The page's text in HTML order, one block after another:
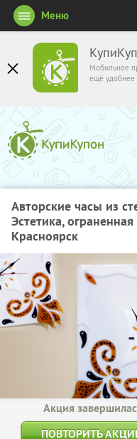
Мобильное
ещё удобнее
Меню
Авторские часы из
Эстетика,
Красноярск
Акция
ПОВТОРИТЬ